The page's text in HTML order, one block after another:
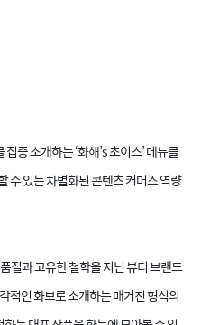
중 소개하는 ‘화해’s 초이스’ 메뉴를
수 있는 차별화된 콘텐츠 커머스 역량
질과 고유한 철학을 지닌 뷰티 브랜드
적인 화보로 소개하는 매거진 형식의